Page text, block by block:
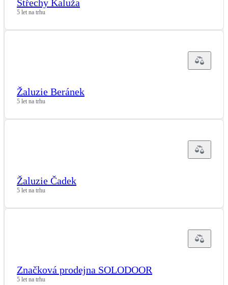
Střechy Kaluža
5 let na trhu
Žaluzie Beránek
5 let na trhu
Žaluzie Čadek
5 let na trhu
Značková prodejna SOLODOOR
5 let na trhu